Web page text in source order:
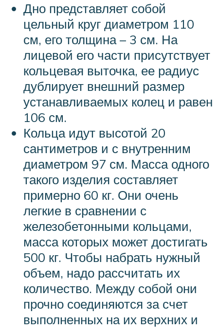
Дно представляет собой
цельный круг диаметром 110
см, его толщина – 3 см. На
лицевой его части присутствует
кольцевая выточка, ее радиус
дублирует внешний размер
устанавливаемых колец и равен
106 см.
Кольца идут высотой 20
сантиметров и с внутренним
диаметром 97 см. Масса одного
такого изделия составляет
примерно 60 кг. Они очень
легкие в сравнении с
железобетонными кольцами,
масса которых может достигать
500 кг. Чтобы набрать нужный
объем, надо рассчитать их
количество. Между собой они
прочно соединяются за счет
выполненных на их верхних и